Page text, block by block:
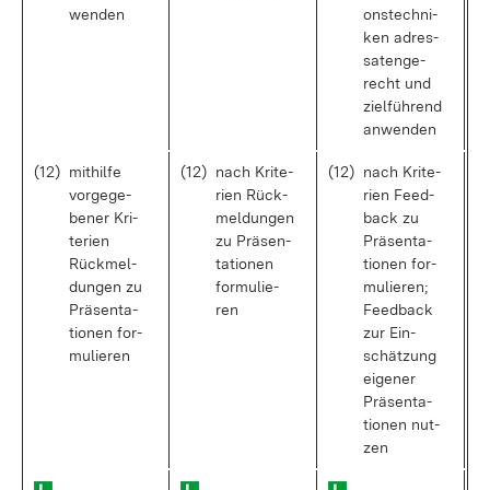
wen­den
ons­tech­ni­
ken adres­
sa­ten­ge­
recht und
ziel­füh­rend
an­wen­den
(12) mit­hil­fe
vor­ge­ge­
be­ner Kri­
te­ri­en
Rück­mel­
dun­gen zu
Prä­sen­ta­
tio­nen for­
mu­lie­ren
(12) nach Kri­te­
ri­en Rück­
mel­dun­gen
zu Prä­sen­
ta­tio­nen
for­mu­lie­
ren
(12) nach Kri­te­
ri­en Feed­
back zu
Prä­sen­ta­
tio­nen for­
mu­lie­ren;
Feed­back
zur Ein­
schät­zung
ei­ge­ner
Prä­sen­ta­
tio­nen nut­
zen